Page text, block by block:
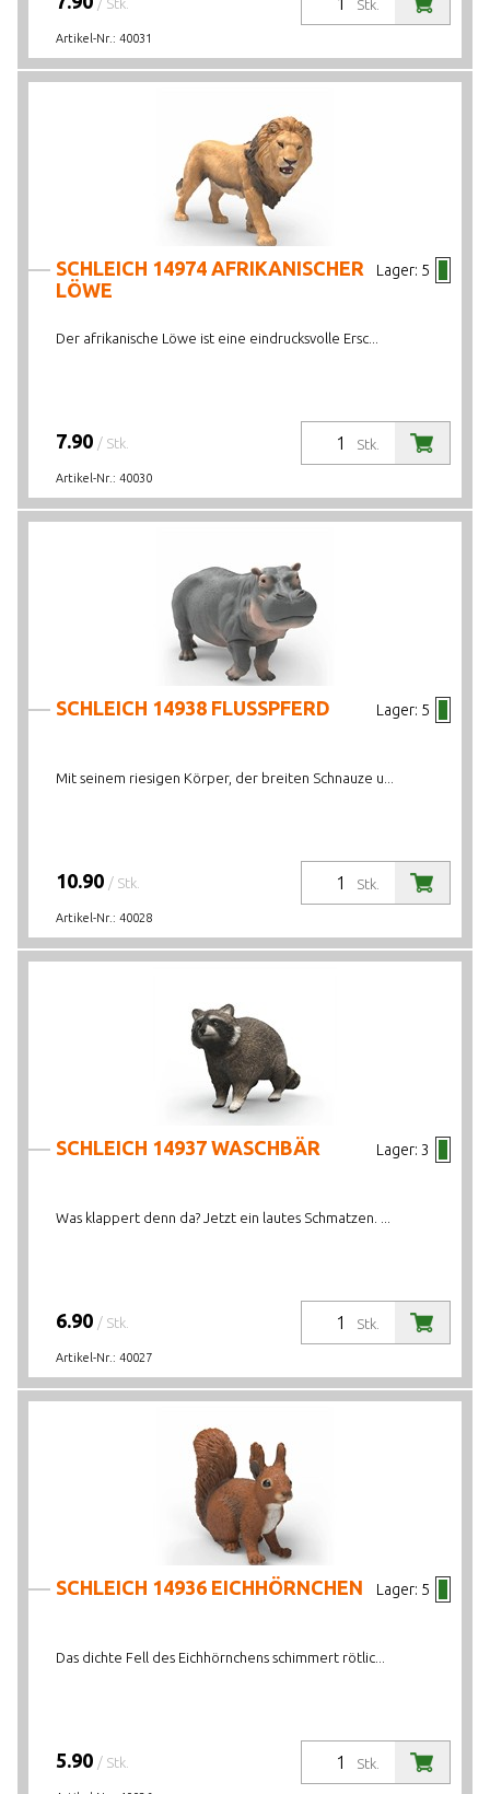
Stk.
/ Stk.
Artikel-Nr.: 40031
Lager: 5
SCHLEICH 14974 AFRIKANISCHER
LÖWE
Der afrikanische Löwe ist eine eindrucksvolle Ersc...
Stk.
7.90 / Stk.
Artikel-Nr.: 40030
Lager: 5
SCHLEICH 14938 FLUSSPFERD
Mit seinem riesigen Körper, der breiten Schnauze u...
Stk.
10.90 / Stk.
Artikel-Nr.: 40028
Lager: 3
SCHLEICH 14937 WASCHBÄR
Was klappert denn da? Jetzt ein lautes Schmatzen. ...
Stk.
6.90 / Stk.
Artikel-Nr.: 40027
Lager: 5
SCHLEICH 14936 EICHHÖRNCHEN
Das dichte Fell des Eichhörnchens schimmert rötlic...
Stk.
5.90 / Stk.